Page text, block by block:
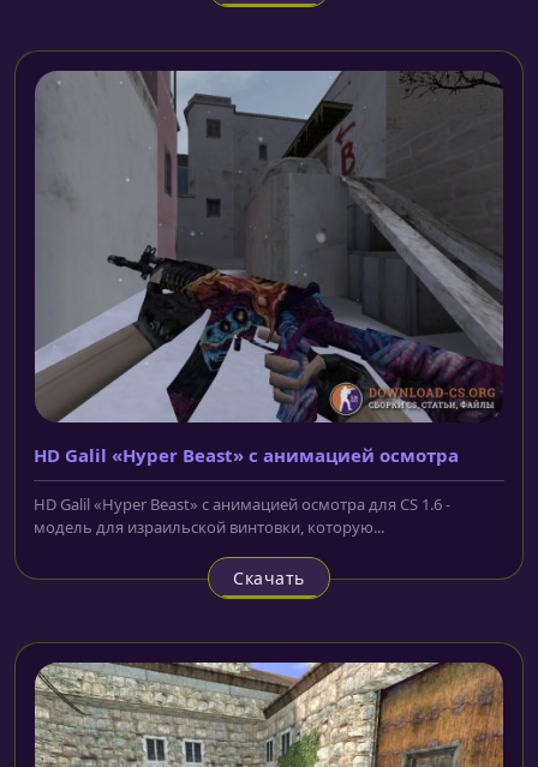
HD Galil «Hyper Beast» с анимацией осмотра
HD Galil «Hyper Beast» с анимацией осмотра для CS 1.6 -
модель для израильской винтовки, которую...
Скачать